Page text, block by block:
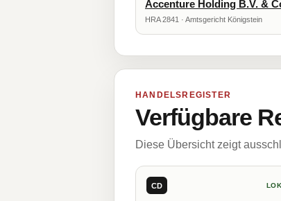
Accenture Holding B.V. &
HRA 2841 · Amtsgericht Königstein
HANDELSREGISTER
Verfügbare
Diese Übersicht zeigt
CD